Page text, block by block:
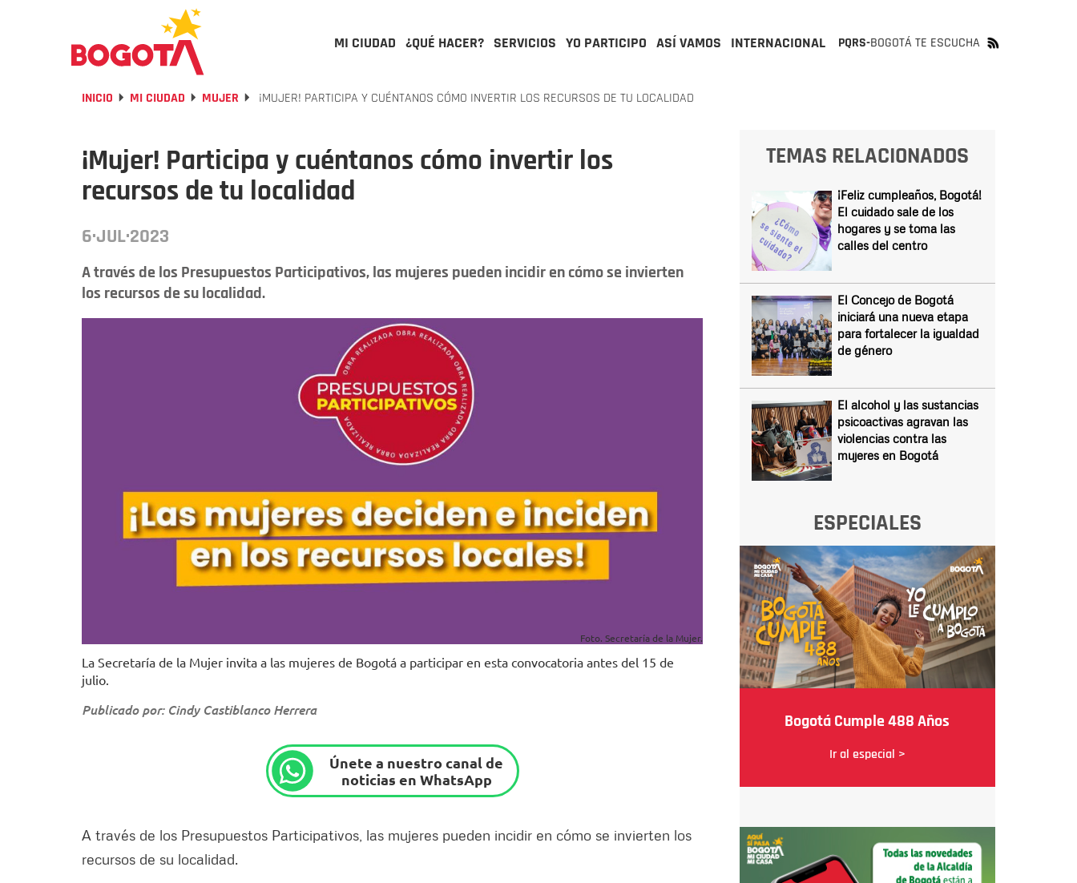
MI CIUDAD ¿QUÉ HACER? SERVICIOS YO PARTICIPO ASÍ VAMOS INTERNACIONAL PQRS-BOGOTÁ TE ESCUCHA
INICIO MI CIUDAD MUJER ¡MUJER! PARTICIPA Y CUÉNTANOS CÓMO INVERTIR LOS RECURSOS DE TU LOCALIDAD
¡Mujer! Participa y cuéntanos cómo invertir los
recursos de tu localidad
6·JUL·2023
A través de los Presupuestos Participativos, las mujeres pueden incidir en cómo se invierten
los recursos de su localidad.
Foto. Secretaría de la Mujer.
La Secretaría de la Mujer invita a las mujeres de Bogotá a participar en esta convocatoria antes del 15 de
julio.
Publicado por: Cindy Castiblanco Herrera
Únete a nuestro canal de
noticias en WhatsApp
A través de los Presupuestos Participativos, las mujeres pueden incidir en cómo se invierten los
recursos de su localidad.
TEMAS RELACIONADOS
¡Feliz cumpleaños, Bogotá!
El cuidado sale de los
hogares y se toma las
calles del centro
El Concejo de Bogotá
iniciará una nueva etapa
para fortalecer la igualdad
de género
El alcohol y las sustancias
psicoactivas agravan las
violencias contra las
mujeres en Bogotá
ESPECIALES
Bogotá Cumple 488 Años
Ir al especial >